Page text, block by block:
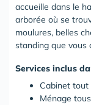
accueille dans le
arborée où se
moulures, belles
standing que vous
Services inclus
Cabinet tout
Ménage